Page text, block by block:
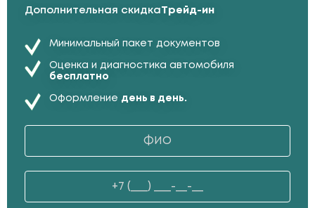
Дополнительная скидкаТрейд-ин
Минимальный пакет документов
Оценка и диагностика автомобиля
бесплатно
Оформление день в день.